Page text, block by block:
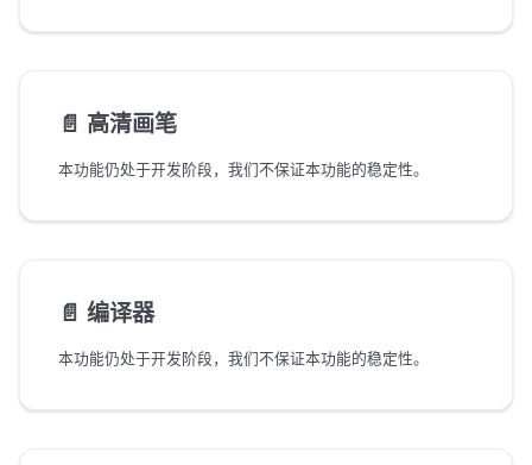
📄️ 高清画笔
本功能仍处于开发阶段，我们不保证本功能的稳定性。
📄️ 编译器
本功能仍处于开发阶段，我们不保证本功能的稳定性。